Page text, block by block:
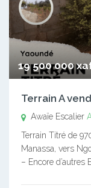
19 500 000
Terrain A
Awaïe Escalier
Terrain Titré de
Manassa, vers
– Encore d’autres